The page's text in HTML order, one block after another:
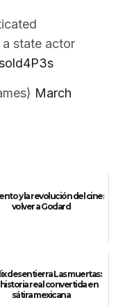
state actor
March
y la revolución del cine:
volver a Godard
desentierra Las muertas:
real convertida en
sátira mexicana